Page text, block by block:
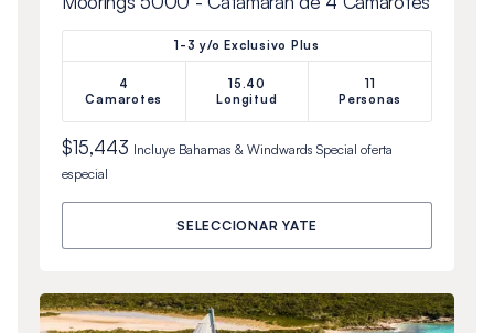
1-3 y/o Exclusivo Plus
4
Camarotes
15.40
Longitud
11
Personas
$15,443 Incluye Bahamas & Windwards Special oferta
especial
SELECCIONAR YATE